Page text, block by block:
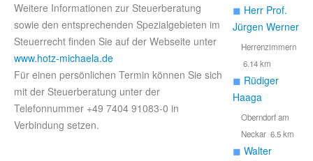
Weitere Informationen zur Steuerberatung
sowie den entsprechenden Spezialgebieten im
Steuerrecht finden Sie auf der Webseite unter
www.hotz-michaela.de
Für einen persönlichen Termin können Sie sich
mit der Steuerberatung unter der
Telefonnummer +49 7404 91083-0 in
Verbindung setzen.
◼ Herr Prof.
Jürgen Werner
Herrenzimmern
6.14 km
◼ Rüdiger
Haaga
Oberndorf am
Neckar 6.5 km
◼ Walter